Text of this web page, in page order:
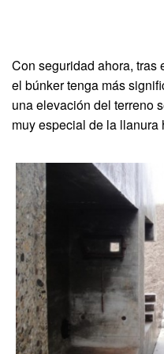
Con seguridad ahora, tras
el búnker tenga más
una elevación del terreno
muy especial de la llanura